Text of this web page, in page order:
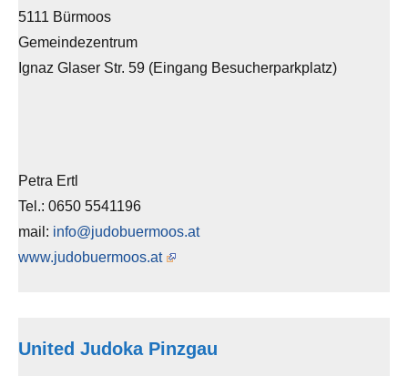
5111 Bürmoos
Gemeindezentrum
Ignaz Glaser Str. 59 (Eingang Besucherparkplatz)
Petra Ertl
Tel.: 0650 5541196
mail: info@judobuermoos.at
www.judobuermoos.at
United Judoka Pinzgau